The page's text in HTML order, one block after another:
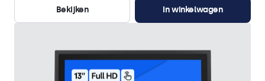
Bekijken
In winkelwagen